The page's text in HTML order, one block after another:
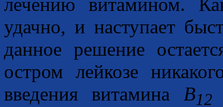
удачно, и наступает
данное решение
остром лейкозе
введения витамина B12